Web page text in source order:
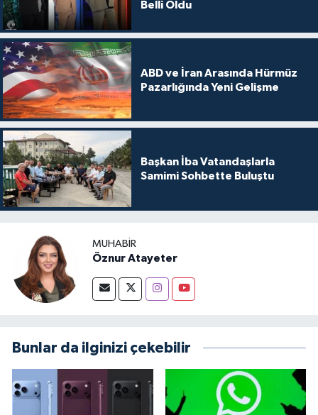
Belli Oldu
ABD ve İran Arasında Hürmüz
Pazarlığında Yeni Gelişme
Başkan İba Vatandaşlarla
Samimi Sohbette Buluştu
MUHABIR
Öznur Atayeter
Bunlar da ilginizi çekebilir